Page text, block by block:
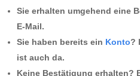
Sie erhalten umgehend eine
E-Mail.
Sie haben bereits ein Konto?
ist auch da.
Keine Bestätigung erhalten?